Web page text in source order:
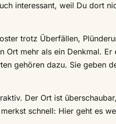
interessant, weil Du dort
trotz Überfällen,
Ort mehr als ein Denkmal.
gehören dazu. Sie geben
Der Ort ist
schnell: Hier geht es